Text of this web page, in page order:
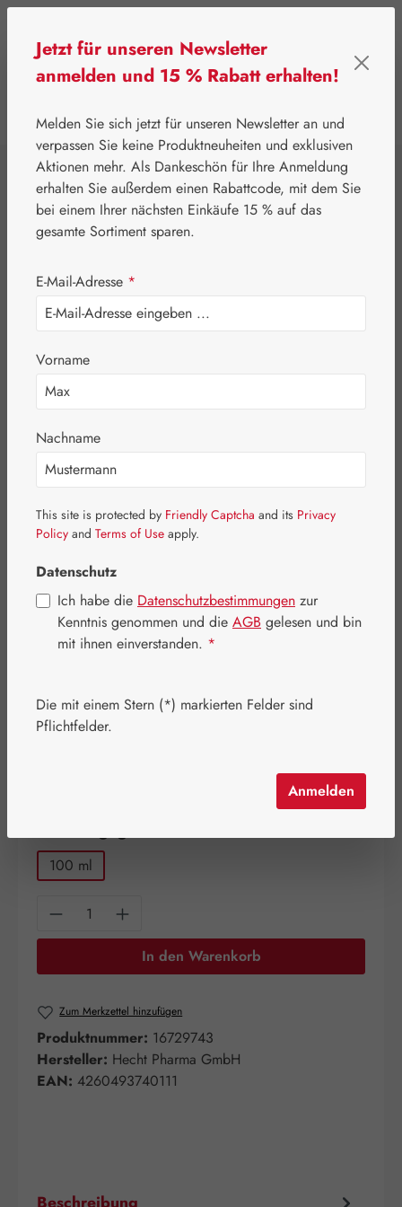
⌂ Eigenprodukte Nährstoffe
Crataegan®
Tropfen
Bildergalerie überspringen
Inhalt:0.1 Liter(180,00 € / 1 Liter)
Preise inkl. MwSt. zzgl. Versandkosten
100 ml
Produkt Anzahl: Gib den gewünschten
In den Warenkorb
Zum Merkzettel hinzufügen
Produktnummer: 16729743
Hersteller: Hecht Pharma GmbH
EAN: 4260493740111
Jetzt für unseren Newsletter
anmelden und 15 % Rabatt erhalten!
Melden Sie sich jetzt für unseren Newsletter an und
verpassen Sie keine Produktneuheiten und exklusiven
Aktionen mehr. Als Dankeschön für Ihre Anmeldung
erhalten Sie außerdem einen Rabattcode, mit dem Sie
bei einem Ihrer nächsten Einkäufe 15 % auf das
gesamte Sortiment sparen.
E-Mail-Adresse *
Vorname
Nachname
This site is protected by Friendly Captcha and its Privacy
Policy and Terms of Use apply.
Datenschutz
Ich habe die Datenschutzbestimmungen zur
Kenntnis genommen und die AGB gelesen und bin
mit ihnen einverstanden. *
Die mit einem Stern (*) markierten Felder sind
Pflichtfelder.
Anmelden